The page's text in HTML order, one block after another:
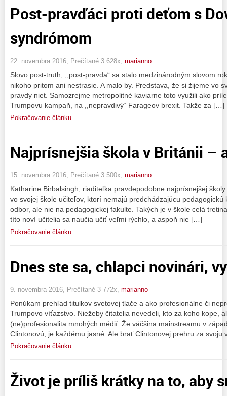
Post-pravďáci proti deťom s
syndrómom
22. novembra 2016, Prečítané 3 628x, marianno
Slovo post-truth, ,,post-pravda“ sa stalo medzinárodným slovom
nikoho pritom ani nestrasie. A malo by. Predstava, že si žijeme vo
pravdy niet. Samozrejme metropolitné kaviarne toto využili ako
Trumpovu kampaň, na ,,nepravdivý“ Farageov brexit. Takže za […]
Pokračovanie článku
Najprísnejšia škola v Británii –
15. novembra 2016, Prečítané 3 500x, marianno
Katharine Birbalsingh, riaditeľka pravdepodobne najprísnejšej
vo svojej škole učiteľov, ktorí nemajú predchádzajúcu pedagogickú
odbor, ale nie na pedagogickej fakulte. Takých je v škole celá
títo noví učitelia sa naučia učiť veľmi rýchlo, a aspoň nie […]
Pokračovanie článku
Dnes ste sa, chlapci novinári,
9. novembra 2016, Prečítané 3 772x, marianno
Ponúkam prehľad titulkov svetovej tlače a ako profesionálne či
Trumpovo víťazstvo. Niežeby čitatelia nevedeli, kto za koho kope,
(ne)profesionalita mnohých médií. Že väčšina mainstreamu v
Clintonovú, je každému jasné. Ale brať Clintonovej prehru za
Pokračovanie článku
Život je príliš krátky na to, aby